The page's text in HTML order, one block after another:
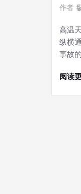
作者
高温
纵横
事故
阅读